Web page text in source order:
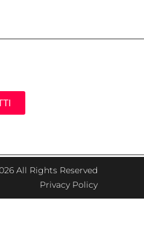
All Rights Reserved
Privacy Policy